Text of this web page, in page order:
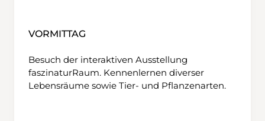
VORMITTAG
Besuch der interaktiven Ausstellung
faszinaturRaum. Kennenlernen diverser
Lebensräume sowie Tier- und Pflanzenarten.